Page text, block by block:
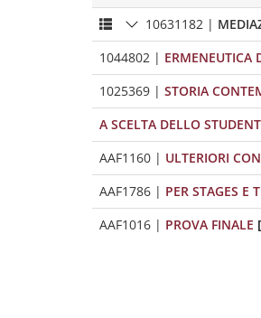
10631182 |
1044802 | ERMENEUTICA
1025369 | STORIA
A SCELTA DELLO
AAF1160 | ULTERIORI
AAF1786 | PER STAGES E
AAF1016 | PROVA FINALE